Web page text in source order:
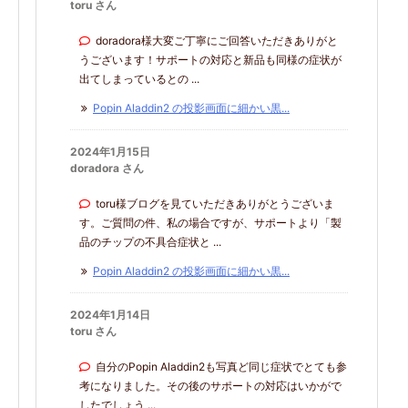
toru さん
doradora様大変ご丁寧にご回答いただきありがと
うございます！サポートの対応と新品も同様の症状が
出てしまっているとの ...
Popin Aladdin2 の投影画面に細かい黒...
2024年1月15日
doradora さん
toru様ブログを見ていただきありがとうございま
す。ご質問の件、私の場合ですが、サポートより「製
品のチップの不具合症状と ...
Popin Aladdin2 の投影画面に細かい黒...
2024年1月14日
toru さん
自分のPopin Aladdin2も写真ど同じ症状でとても参
考になりました。その後のサポートの対応はいかがで
したでしょう ...